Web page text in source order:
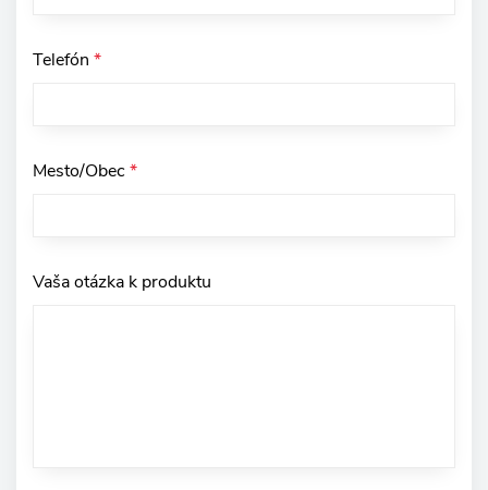
Telefón *
Mesto/Obec*
Vaša otázka k produktu